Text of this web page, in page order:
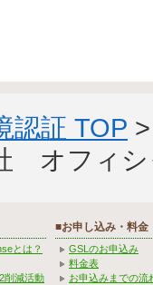
認証 TOP
オフィ
とは？
削減活動
■お申し込み・料金
GSLのお申込み
料金表
お申込みまでの流